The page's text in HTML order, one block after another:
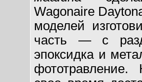
Wagonaire
моделей
часть — с
эпоксидка и